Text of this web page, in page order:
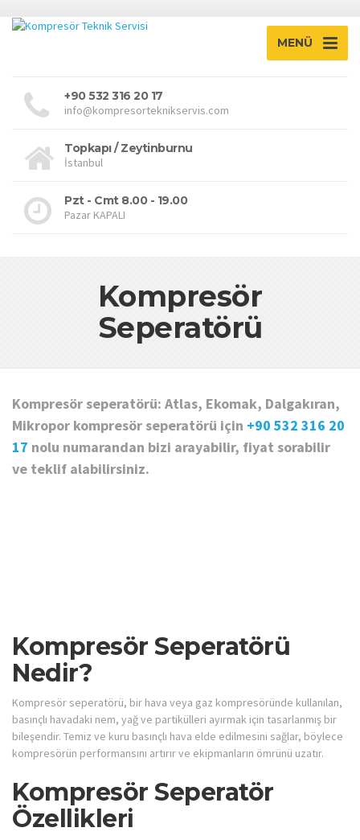
MENÜ
+90 532 316 20 17
info@kompresorteknikservis.com
Topkapı / Zeytinburnu
İstanbul
Pzt - Cmt 8.00 - 19.00
Pazar KAPALI
Kompresör
Seperatörü
Kompresör seperatörü: Atlas, Ekomak, Dalgakıran,
Mikropor kompresör seperatörü için +90 532 316 20
17 nolu numarandan bizi arayabilir, fiyat sorabilir
ve teklif alabilirsiniz.
Kompresör Seperatörü
Nedir?
Kompresör seperatörü, bir hava veya gaz kompresöründe kullanılan,
basınçlı havadaki nem, yağ ve partikülleri ayırmak için tasarlanmış bir
bileşendir. Temiz ve kuru basınçlı hava elde edilmesini sağlar, böylece
kompresörün performansını artırır ve ekipmanların ömrünü uzatır.
Kompresör Seperatör
Özellikleri